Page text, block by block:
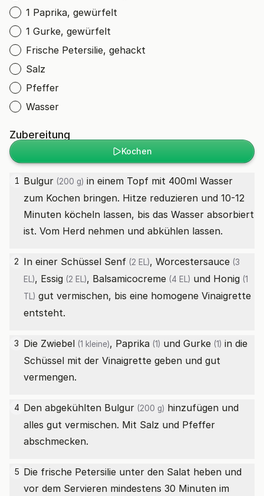
1 Paprika, gewürfelt
1 Gurke, gewürfelt
Frische Petersilie, gehackt
Salz
Pfeffer
Wasser
Zubereitung
Kochen
1 Bulgur (200 g) in einem Topf mit 400ml Wasser
zum Kochen bringen. Hitze reduzieren und 10-12
Minuten köcheln lassen, bis das Wasser absorbiert
ist. Vom Herd nehmen und abkühlen lassen.
2 In einer Schüssel Senf (2 EL), Worcestersauce (3
EL), Essig (2 EL), Balsamicocreme (4 EL) und Honig (1
TL) gut vermischen, bis eine homogene Vinaigrette
entsteht.
3 Die Zwiebel (1 kleine), Paprika (1) und Gurke (1) in die
Schüssel mit der Vinaigrette geben und gut
vermengen.
4 Den abgekühlten Bulgur (200 g) hinzufügen und
alles gut vermischen. Mit Salz und Pfeffer
abschmecken.
5 Die frische Petersilie unter den Salat heben und
vor dem Servieren mindestens 30 Minuten im